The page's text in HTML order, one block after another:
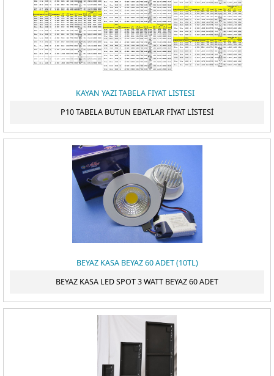
KAYAN YAZI TABELA FIYAT LISTESI
P10 TABELA BUTUN EBATLAR FİYAT LİSTESİ
BEYAZ KASA BEYAZ 60 ADET (10TL)
BEYAZ KASA LED SPOT 3 WATT BEYAZ 60 ADET